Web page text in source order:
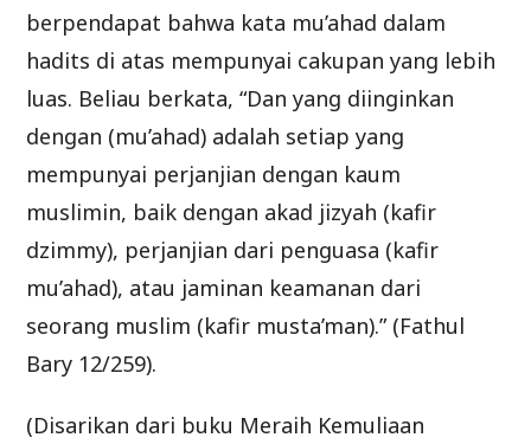
berpendapat bahwa kata mu’ahad dalam
hadits di atas mempunyai cakupan yang lebih
luas. Beliau berkata, “Dan yang diinginkan
dengan (mu’ahad) adalah setiap yang
mempunyai perjanjian dengan kaum
muslimin, baik dengan akad jizyah (kafir
dzimmy), perjanjian dari penguasa (kafir
mu’ahad), atau jaminan keamanan dari
seorang muslim (kafir musta’man).” (Fathul
Bary 12/259).
(Disarikan dari buku Meraih Kemuliaan